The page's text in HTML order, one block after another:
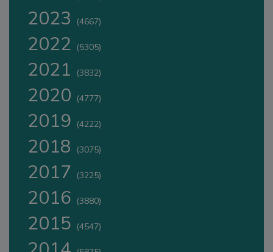
2023 (4667)
2022 (5305)
2021 (3832)
2020 (4777)
2019 (4222)
2018 (3075)
2017 (3225)
2016 (3880)
2015 (4547)